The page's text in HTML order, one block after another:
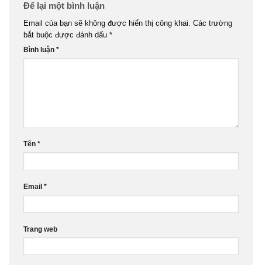
Để lại một bình luận
Email của bạn sẽ không được hiển thị công khai. Các trường
bắt buộc được đánh dấu *
Bình luận *
Tên *
Email *
Trang web